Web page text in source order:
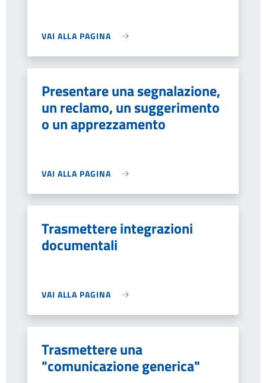
VAI ALLA PAGINA
Presentare una segnalazione,
un reclamo, un suggerimento
o un apprezzamento
VAI ALLA PAGINA
Trasmettere integrazioni
documentali
VAI ALLA PAGINA
Trasmettere una
"comunicazione generica"